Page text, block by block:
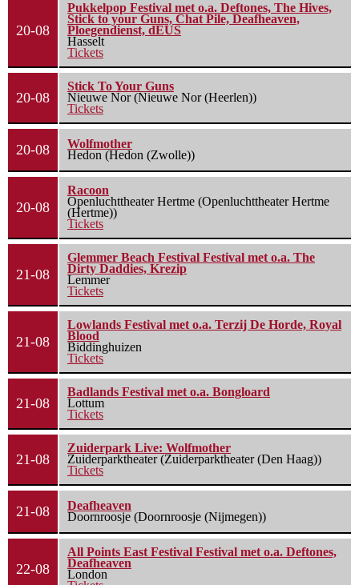
20-08
Pukkelpop Festival met o.a. Deftones, The Hives,
Stick to your Guns, Chat Pile, Deafheaven,
Ploegendienst, dEUS
Hasselt
Tickets
20-08
Stick To Your Guns
Nieuwe Nor (Nieuwe Nor (Heerlen))
Tickets
20-08
Wolfmother
Hedon (Hedon (Zwolle))
20-08
Racoon
Openluchttheater Hertme (Openluchttheater Hertme
(Hertme))
Tickets
21-08
Glemmer Beach Festival Festival met o.a. The
Dirty Daddies, Krezip
Lemmer
Tickets
21-08
Lowlands Festival met o.a. Terzij De Horde, Royal
Blood
Biddinghuizen
Tickets
21-08
Badlands Festival met o.a. Bongloard
Lottum
Tickets
21-08
Zuiderpark Live: Wolfmother
Zuiderparktheater (Zuiderparktheater (Den Haag))
Tickets
21-08
Deafheaven
Doornroosje (Doornroosje (Nijmegen))
22-08
All Points East Festival Festival met o.a. Deftones,
Deafheaven
London